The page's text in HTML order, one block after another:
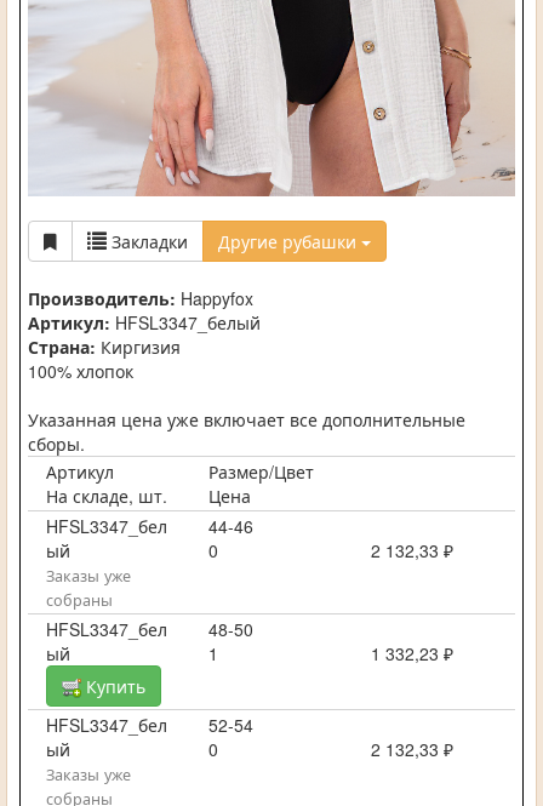
Закладки Другие рубашки
Производитель: Happyfox
Артикул: HFSL3347_белый
Страна: Киргизия
100% хлопок
Указанная цена уже включает все дополнительные
сборы.
Артикул
Размер/Цвет
На складе, шт.
Цена
HFSL3347_бел
ый
44-46
0
2 132,33 ₽
Заказы уже
собраны
HFSL3347_бел
ый
48-50
1
1 332,23 ₽
Купить
HFSL3347_бел
ый
52-54
0
2 132,33 ₽
Заказы уже
собраны